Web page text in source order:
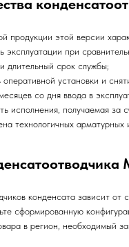
продукции этой версии
эксплуатации при
длительный срок службы;
установки и
со дня ввода в
исполнения, получаемая за
технологичных арматурных
конденсата зависит
сформированную
в регион, необходимый